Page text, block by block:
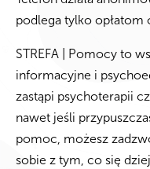
podlega tylko opłatom
STREFA | Pomocy to
informacyjne i
zastąpi psychoterapii
nawet jeśli
pomoc, możesz
sobie z tym, co się